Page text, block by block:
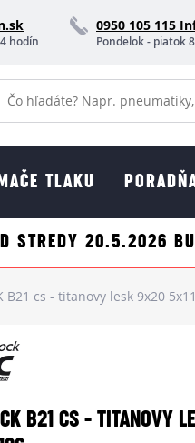
hodín
0950 105 115
Pondelok - piatok
TLAKU
STREDY 20.5.2026
B21 cs - titanovy lesk 9x20
B21 CS - TITANOVY